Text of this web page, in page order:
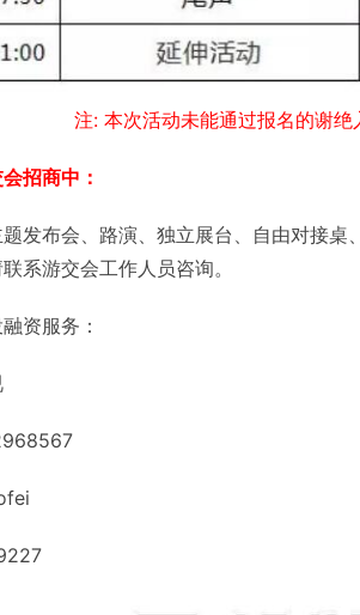
注: 本次活动未能通过报名的谢绝
招商中：
发布会、路演、独立展台、自由对接桌
系游交会工作人员咨询。
资服务：